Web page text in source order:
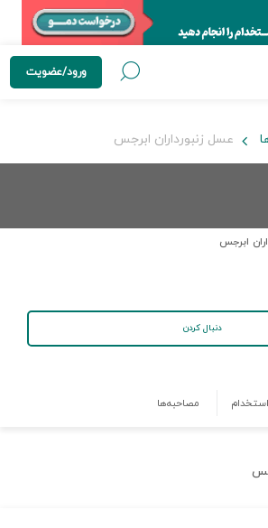
ورود/عضویت
عسل زنبورداران ابرجس
ابرجس
دنبال کردن
مصاحبه‌ها